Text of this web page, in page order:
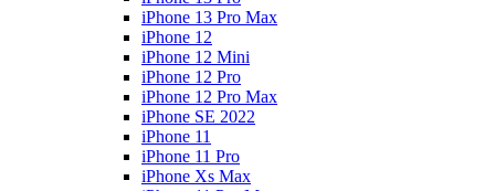
iPhone 13 Pro Max
iPhone 12
iPhone 12 Mini
iPhone 12 Pro
iPhone 12 Pro Max
iPhone SE 2022
iPhone 11
iPhone 11 Pro
iPhone Xs Max